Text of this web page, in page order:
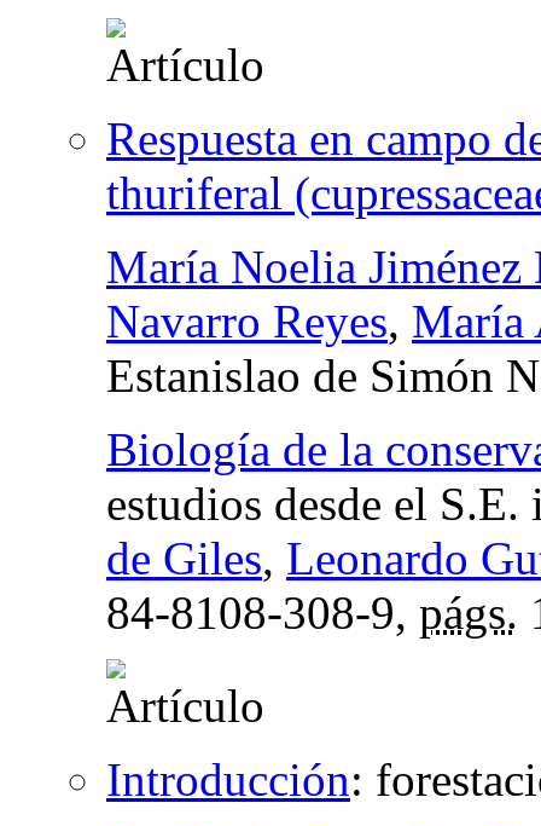
Respuesta en campo
thuriferal
María Noelia Jiménez
Navarro Reyes, María
Estanislao de Simón
Biología de la
estudios desde el S.E.
de Giles, Leonardo
84-8108-308-9, págs.
Introducción: